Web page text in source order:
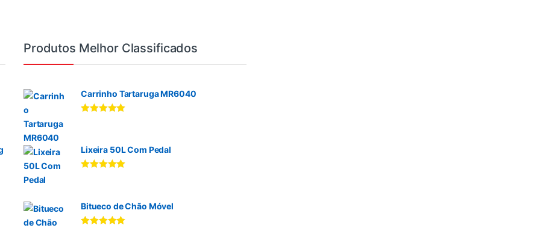
Produtos Melhor Classificados
Carrinho Tartaruga MR6040
Lixeira 50L Com Pedal
Bitueco de Chão Móvel